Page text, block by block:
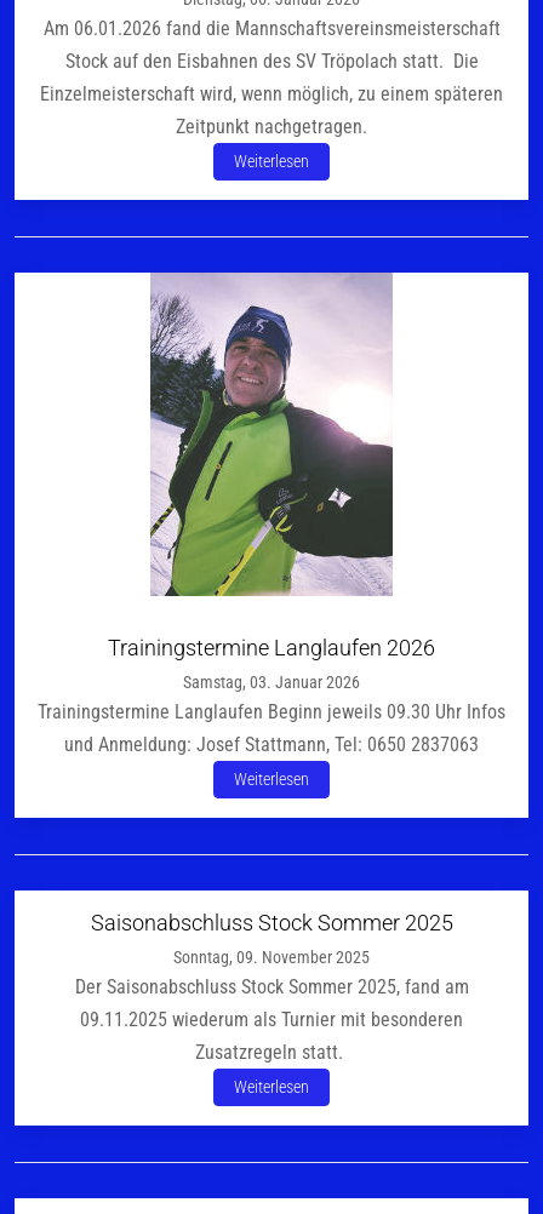
Am 06.01.2026 fand die Mannschaftsvereinsmeisterschaft
Stock auf den Eisbahnen des SV Tröpolach statt. Die
Einzelmeisterschaft wird, wenn möglich, zu einem späteren
Zeitpunkt nachgetragen.
Weiterlesen
Trainingstermine Langlaufen 2026
Samstag, 03. Januar 2026
Trainingstermine Langlaufen Beginn jeweils 09.30 Uhr Infos
und Anmeldung: Josef Stattmann, Tel: 0650 2837063
Weiterlesen
Saisonabschluss Stock Sommer 2025
Sonntag, 09. November 2025
Der Saisonabschluss Stock Sommer 2025, fand am
09.11.2025 wiederum als Turnier mit besonderen
Zusatzregeln statt.
Weiterlesen